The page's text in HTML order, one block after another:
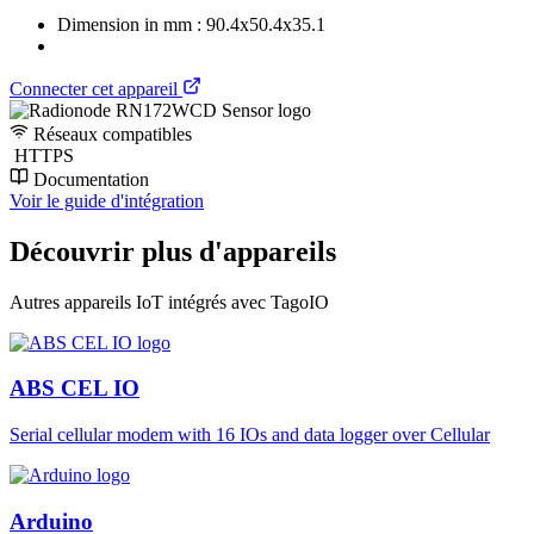
Dimension in mm : 90.4x50.4x35.1
Connecter cet appareil
Réseaux compatibles
HTTPS
Documentation
Voir le guide d'intégration
Découvrir plus d'appareils
Autres appareils IoT intégrés avec TagoIO
ABS CEL IO
Serial cellular modem with 16 IOs and data logger over Cellular
Arduino